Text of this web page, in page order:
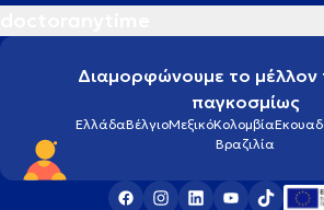
Διαμορφώνουμε το μέλλον
παγκοσμίως
ΕλλάδαΒέλγιοΜεξικόΚολομβία
Βραζιλία